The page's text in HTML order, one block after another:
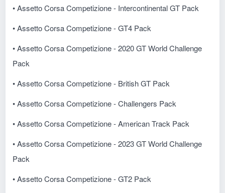
• Assetto Corsa Competizione - Intercontinental GT Pack
• Assetto Corsa Competizione - GT4 Pack
• Assetto Corsa Competizione - 2020 GT World Challenge
Pack
• Assetto Corsa Competizione - British GT Pack
• Assetto Corsa Competizione - Challengers Pack
• Assetto Corsa Competizione - American Track Pack
• Assetto Corsa Competizione - 2023 GT World Challenge
Pack
• Assetto Corsa Competizione - GT2 Pack